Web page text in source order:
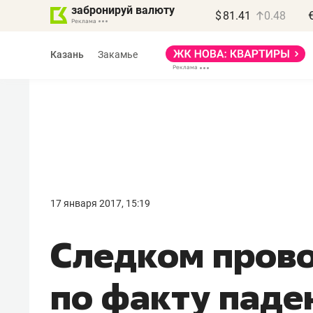
забронируй валюту $ 81.41 0.48
Казань Закамье
17 января 2017, 15:19
Следком
по факту
правил, бизнес может
потерять минимум